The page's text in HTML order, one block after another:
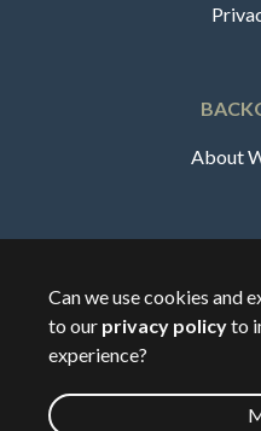
About
🇸🇪
Can we use cookies and
to our privacy policyto
experience?